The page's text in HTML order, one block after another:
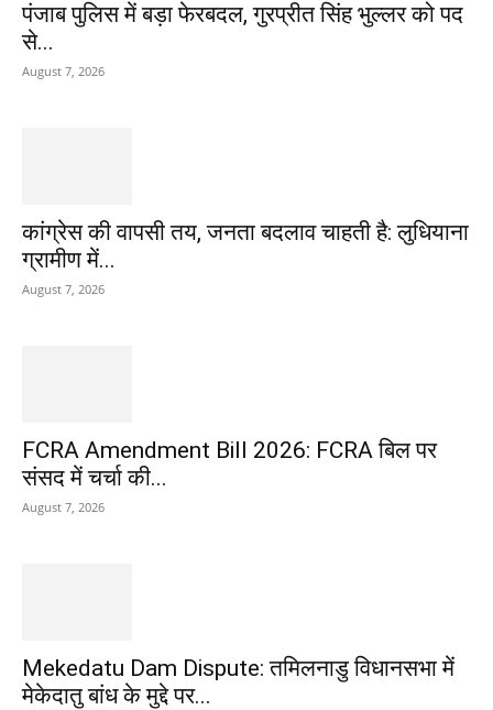
पंजाब पुलिस में बड़ा फेरबदल, गुरप्रीत सिंह भुल्लर को पद
से...
August 7, 2026
कांग्रेस की वापसी तय, जनता बदलाव चाहती है: लुधियाना
ग्रामीण में...
August 7, 2026
FCRA Amendment Bill 2026: FCRA बिल पर
संसद में चर्चा की...
August 7, 2026
Mekedatu Dam Dispute: तमिलनाडु विधानसभा में
मेकेदातु बांध के मुद्दे पर...